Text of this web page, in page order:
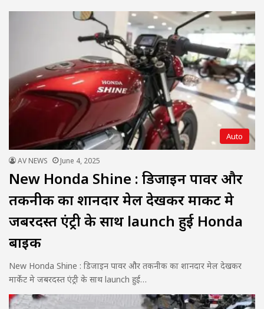
Auto
AV NEWS June 4, 2025
New Honda Shine : डिजाइन पावर और
तकनीक का शानदार मेल देखकर मार्केट मे
जबरदस्त एंट्री के साथ launch हुई Honda
बाइक
New Honda Shine : डिजाइन पावर और तकनीक का शानदार मेल देखकर
मार्केट मे जबरदस्त एंट्री के साथ launch हुई…